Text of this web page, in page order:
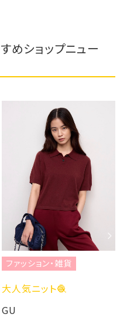
めショップニュー
ファッション・雑貨
大人気ニット🧶
GU